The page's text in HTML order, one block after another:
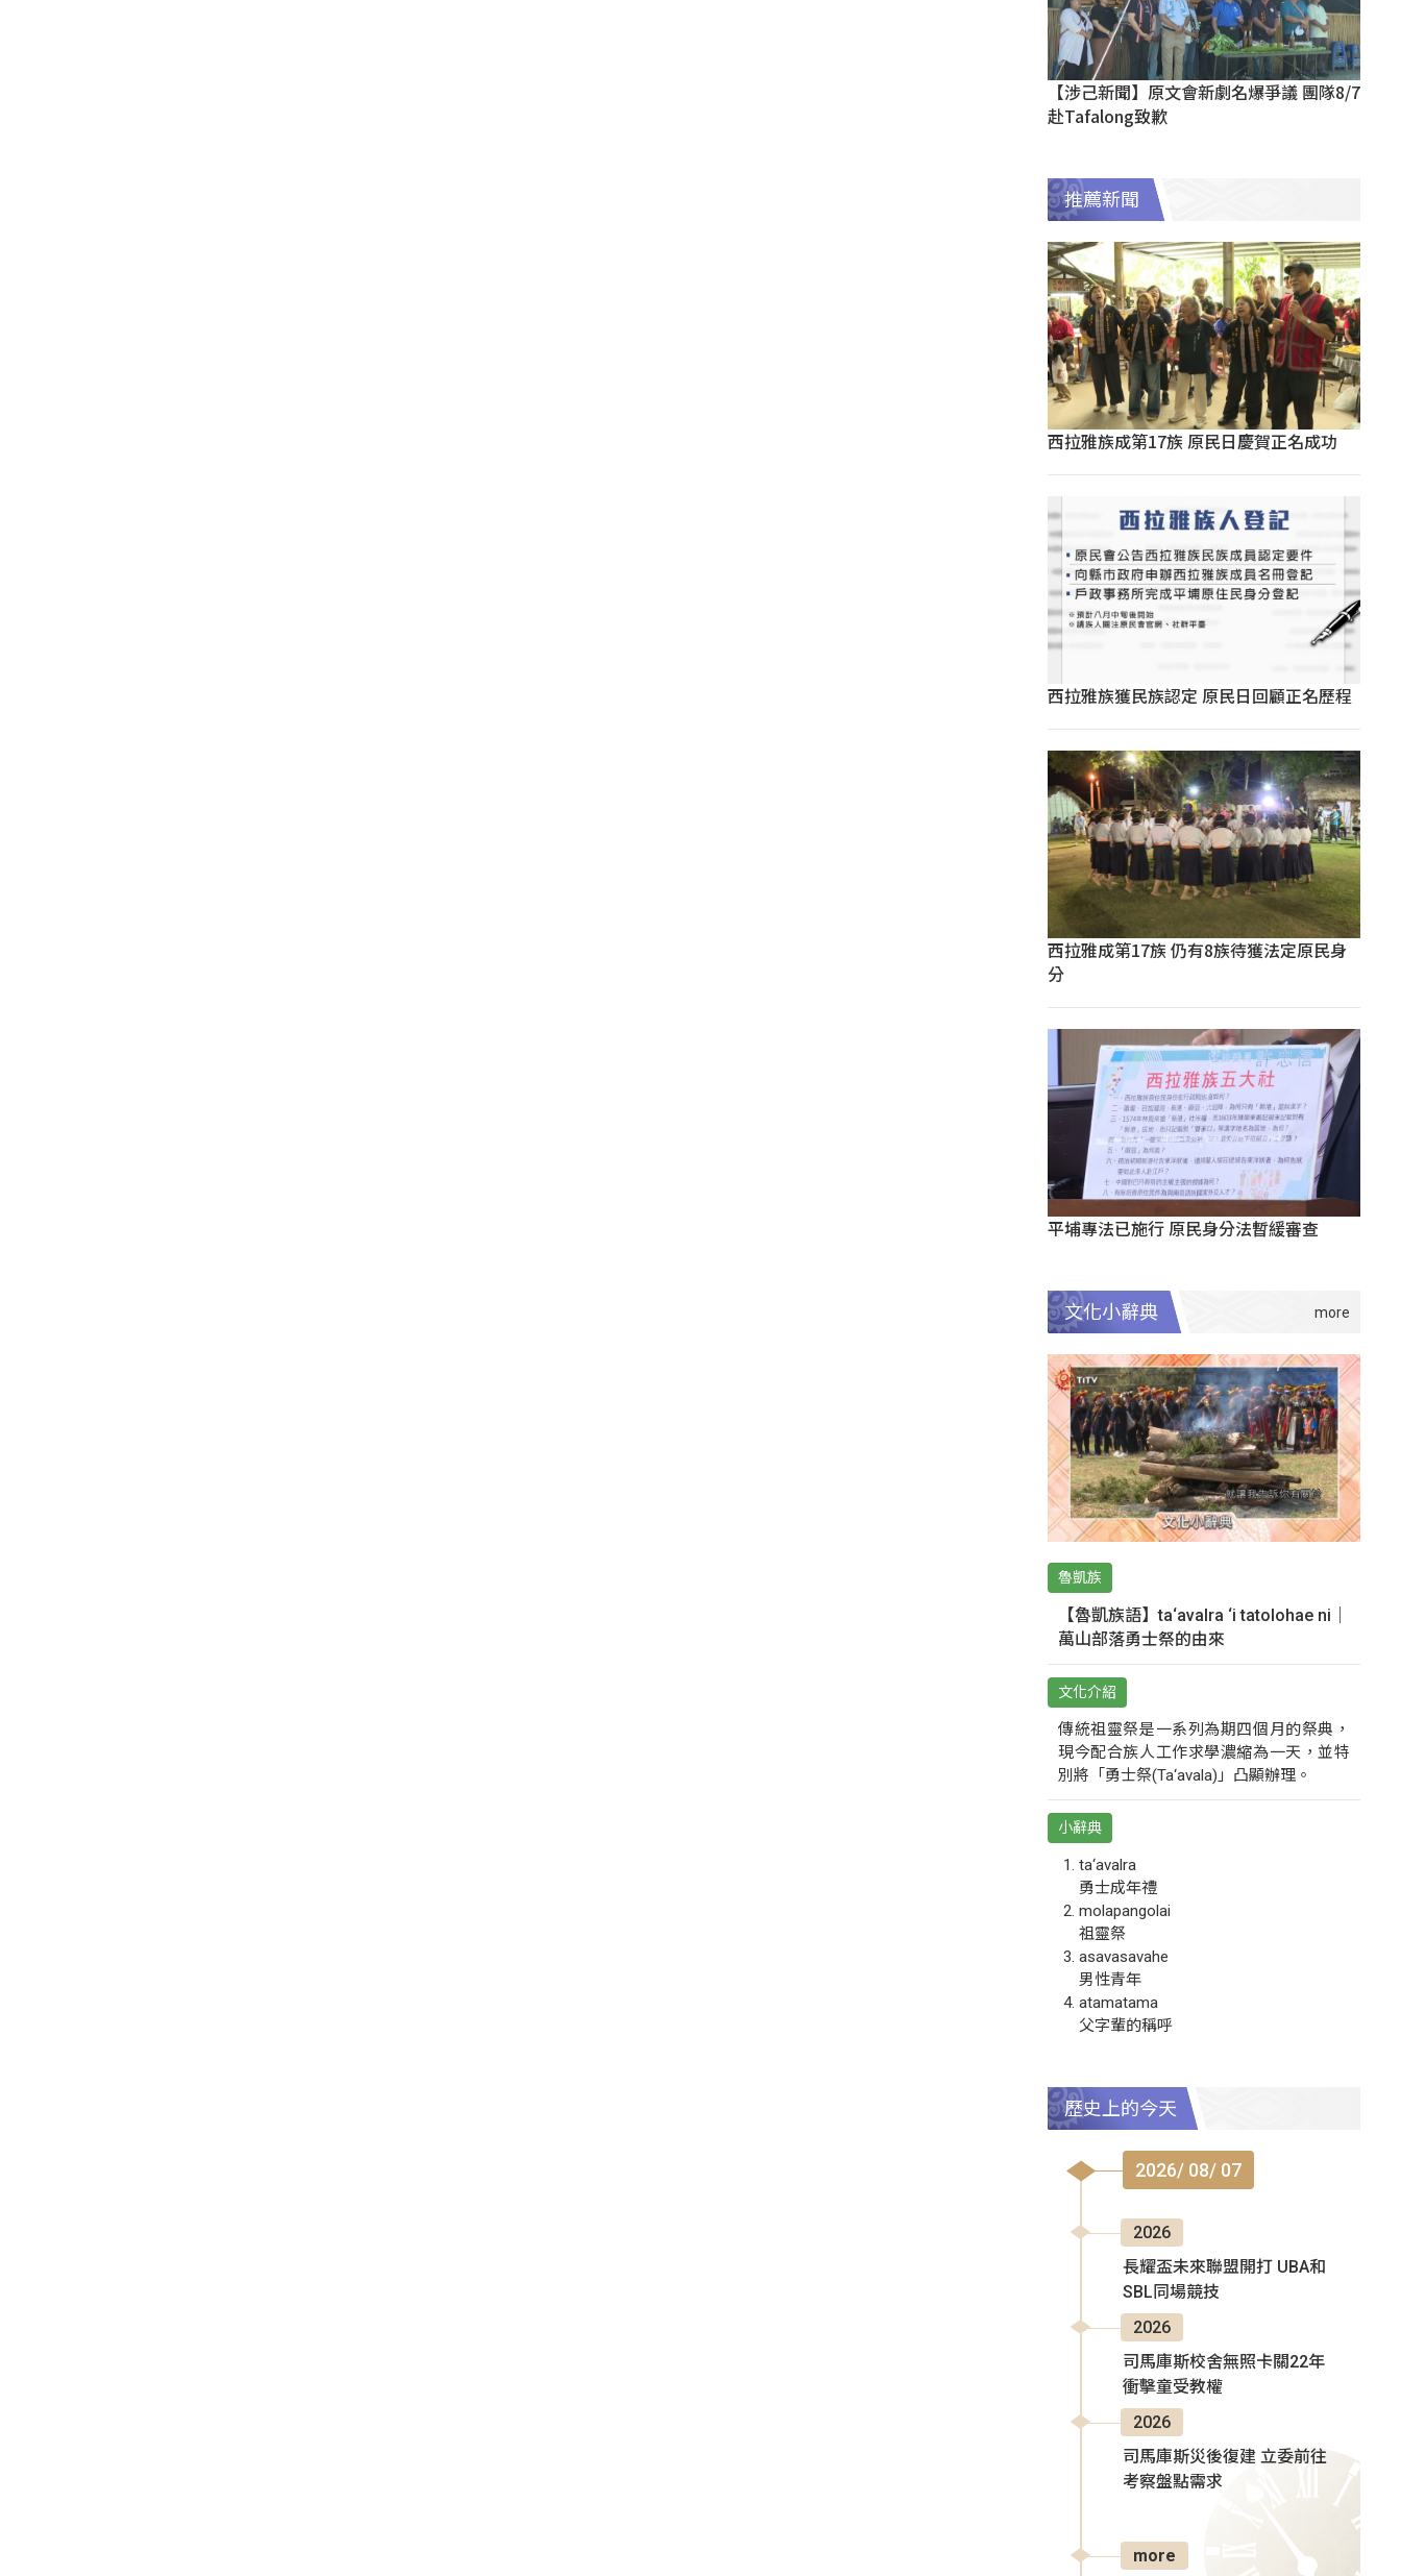
【涉己新聞】原文會新劇名爆爭議 團隊8/7
赴Tafalong致歉
推薦新聞
西拉雅族成第17族 原民日慶賀正名成功
西拉雅族獲民族認定 原民日回顧正名歷程
西拉雅成第17族 仍有8族待獲法定原民身
分
平埔專法已施行 原民身分法暫緩審查
文化小辭典
魯凱族
【魯凱族語】ta‘avalra ‘i tatolohae ni｜
萬山部落勇士祭的由來
文化介紹
傳統祖靈祭是一系列為期四個月的祭典，
現今配合族人工作求學濃縮為一天，並特
別將「勇士祭(Ta‘avala)」凸顯辦理。
小辭典
ta‘avalra
勇士成年禮
molapangolai
祖靈祭
asavasavahe
男性青年
atamatama
父字輩的稱呼
歷史上的今天
2026/ 08/ 07
2026
長耀盃未來聯盟開打 UBA和
SBL同場競技
2026
司馬庫斯校舍無照卡關22年
衝擊童受教權
2026
司馬庫斯災後復建 立委前往
考察盤點需求
more